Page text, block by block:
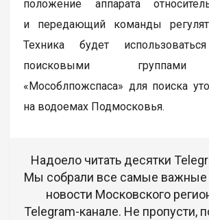
положение аппарата
и передающий команды
Техника будет
поисковыми группами
«Мособлпожспаса» для поиска
на водоемах Подмосковья.
Надоело читать десятки
Мы собрали все самые важные
новости Московского
Telegram-канале. Не пропусти,